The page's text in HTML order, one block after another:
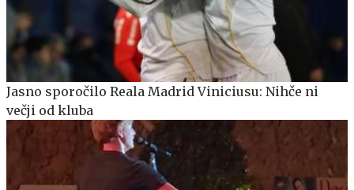
Jasno sporočilo Reala Madrid Viniciusu: Nihče ni
večji od kluba